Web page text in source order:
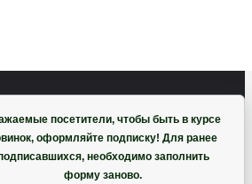
посетители, чтобы быть в курсе
оформляйте подписку! Для ранее
необходимо заполнить
форму заново.